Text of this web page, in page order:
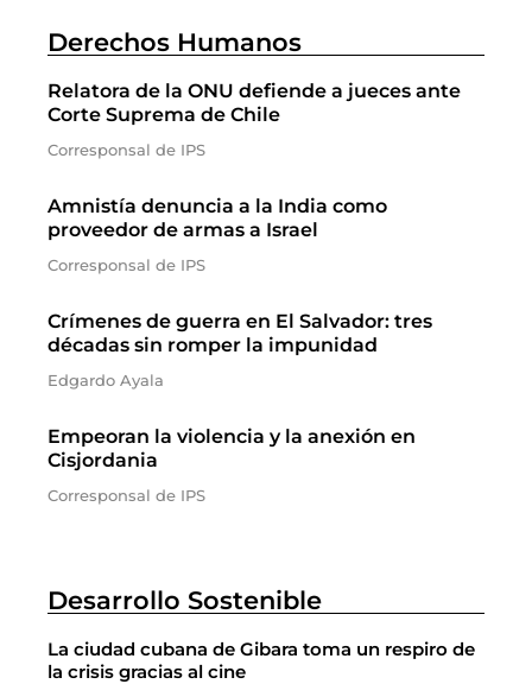
Derechos Humanos
Relatora de la ONU defiende a jueces ante
Corte Suprema de Chile
Corresponsal de IPS
Amnistía denuncia a la India como
proveedor de armas a Israel
Corresponsal de IPS
Crímenes de guerra en El Salvador: tres
décadas sin romper la impunidad
Edgardo Ayala
Empeoran la violencia y la anexión en
Cisjordania
Corresponsal de IPS
Desarrollo Sostenible
La ciudad cubana de Gibara toma un respiro de
la crisis gracias al cine